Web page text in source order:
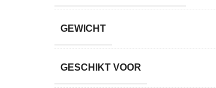
GEWICHT
GESCHIKT VOOR